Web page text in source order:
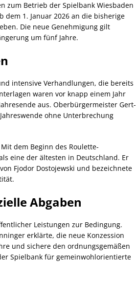
zum Betrieb der Spielbank Wiesbaden
dem 1. Januar 2026 an die bisherige
Die neue Genehmigung gilt
um fünf Jahre.
intensive Verhandlungen, die bereits
waren vor knapp einem Jahr
aus. Oberbürgermeister Gert-
ohne Unterbrechung
dem Beginn des Roulette-
eine der ältesten in Deutschland. Er
Fjodor Dostojewski und bezeichnete
Abgaben
Leistungen zur Bedingung.
erklärte, die neue Konzession
und sichere den ordnungsgemäßen
Spielbank für gemeinwohlorientierte